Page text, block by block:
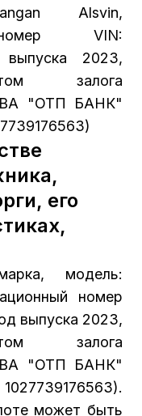
Alsvin,
номер VIN:
выпуска 2023,
залога
"ОТП БАНК"
его
модель:
номер
выпуска 2023,
залога
"ОТП БАНК"
может быть